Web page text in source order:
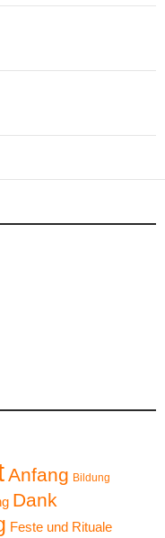
Anfang Bildung
Dank
Feste und Rituale